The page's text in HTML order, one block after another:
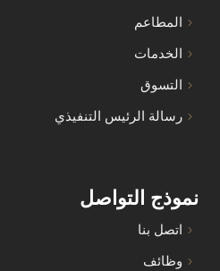
المطاعم
الخدمات
التسوق
رسالة الرئيس التنفيذي
نموذج التواصل
اتصل بنا
وظائف